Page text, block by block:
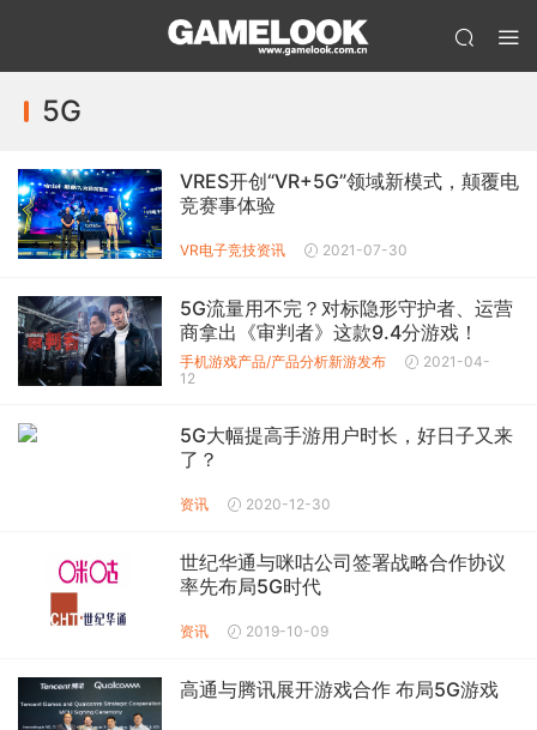
5G
VRES开创“VR+5G”领域新模式，颠覆电
竞赛事体验
VR电子竞技资讯 2021-07-30
5G流量用不完？对标隐形守护者、运营
商拿出《审判者》这款9.4分游戏！
手机游戏产品/产品分析新游发布
2021-04-
12
5G大幅提高手游用户时长，好日子又来
了？
资讯 2020-12-30
世纪华通与咪咕公司签署战略合作协议
率先布局5G时代
资讯 2019-10-09
高通与腾讯展开游戏合作 布局5G游戏